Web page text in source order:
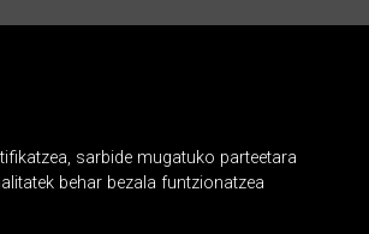
sarbide mugatuko parteetara
behar bezala funtzionatzea